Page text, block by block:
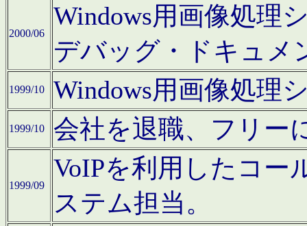
2000/06
Windows用画像処理
デバッグ・ドキュメ
1999/10 Windows用画像処理
1999/10 会社を退職、フリー
1999/09
VoIPを利用したコー
ステム担当。